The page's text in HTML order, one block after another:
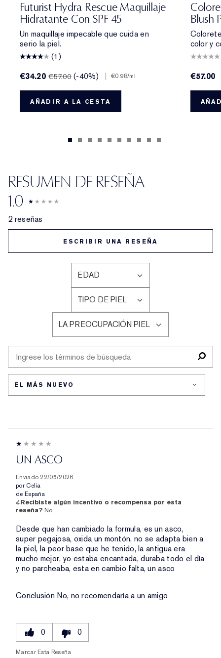
Futurist Hydra Rescue Maquillaje
Hidratante Con SPF 45
Un maquillaje impecable que cuida en
serio la piel.
(1)
€34.20€57.00 (-40%) €0.98/ml
AÑADIR A LA CESTA
Blush
color y
€57.00
RESUMEN DE RESEÑA
1.0
2 reseñas
ESCRIBIR UNA RESEÑA
EDAD
FILTRAR
RESEÑAS
POR
EDAD
TIPO DE PIEL
FILTRAR
RESEÑAS
POR
TIPO
DE
PIEL
LA PREOCUPACIÓN PIEL
FILTRAR
RESEÑAS
LA
PIEL
UN ASCO
Enviado 22/05/2026
por Celia
de España
¿Recibiste algún incentivo o recompensa por esta
reseña? No
Desde que han cambiado la formula, es un asco,
super pegajosa, oxida un montón, no se adapta bien a
la piel, la peor base que he tenido, la antigua era
mucho mejor, yo estaba encantada, duraba todo el día
y no parcheaba, esta en cambio falta, un asco
Conclusión No, no recomendaría a un amigo
0 0
Marcar Esta Reseña